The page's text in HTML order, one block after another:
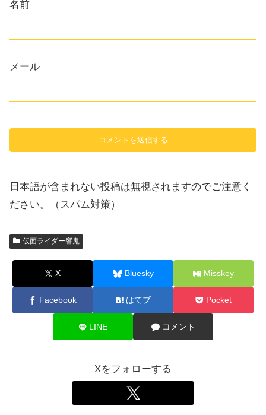
名前
メール
日本語が含まれない投稿は無視されますのでご注意く
ださい。（スパム対策）
仮面ライダー響鬼
X Bluesky Misskey
Facebook はてブ Pocket
LINE コメント
Xをフォローする